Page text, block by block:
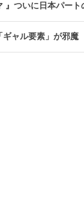
』ついに日本パー
ギャル要素」が邪魔